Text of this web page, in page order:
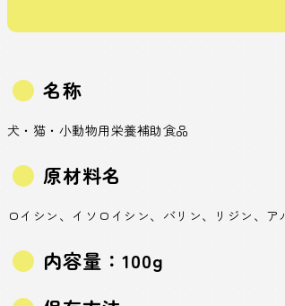
名称
犬・猫・小動物用栄養補助食品
原材料名
ロイシン、イソロイシン、バリン、リジン、
内容量：100g